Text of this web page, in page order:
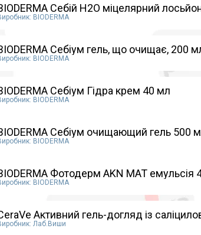
Себій Н2О міцелярний
BIODERMA
Себіум гель, що очищає, 200
BIODERMA
Себіум Гідра крем 40 мл
BIODERMA
Себіум очищающий гель 500
BIODERMA
Фотодерм AKN MAT емульсія
BIODERMA
Активний гель-догляд із
Лаб.Виши